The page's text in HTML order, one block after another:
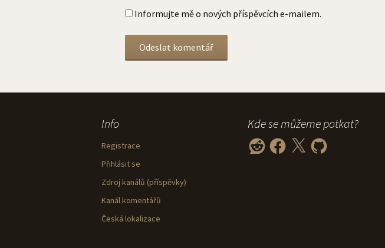
Informujte mě o nových příspěvcích e-mailem.
Info
Registrace
Přihlásit se
Zdroj kanálů (příspěvky)
Kanál komentářů
Česká lokalizace
Kde se můžeme potkat?
Reddit Facebook GitHub